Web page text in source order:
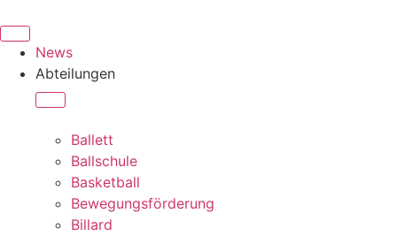
News
Abteilungen
Ballett
Ballschule
Basketball
Bewegungsförderung
Billard